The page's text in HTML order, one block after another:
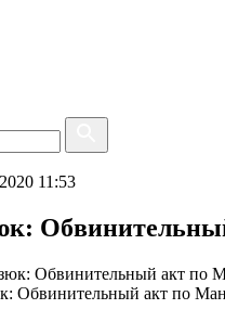
11:53
Обвинительный акт по